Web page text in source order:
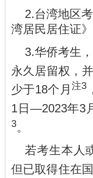
2.台湾地区
湾居民居住证
3.华侨考生
永久居留权，
少于18个月 注3
1日—2023年3
3。
若考生本人
但已取得住在